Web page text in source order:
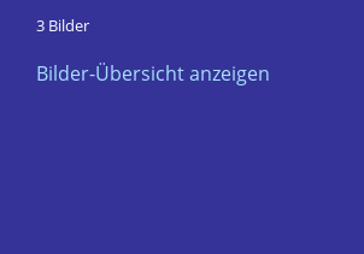
3 Bilder
Bilder-Übersicht anzeigen